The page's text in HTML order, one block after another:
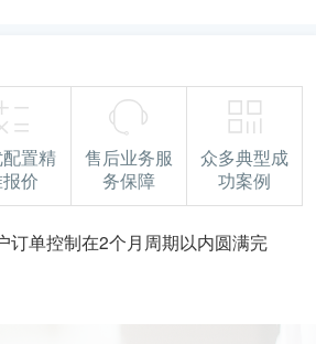
置精
价
售后业务服
务保障
众多典型成
功案例
订单控制在2个月周期以内圆满完